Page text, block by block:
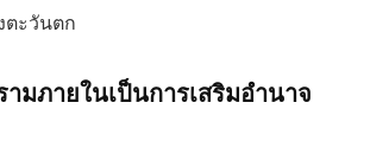
ะวันตก
ามภายในเป็นการเสริมอำนาจ